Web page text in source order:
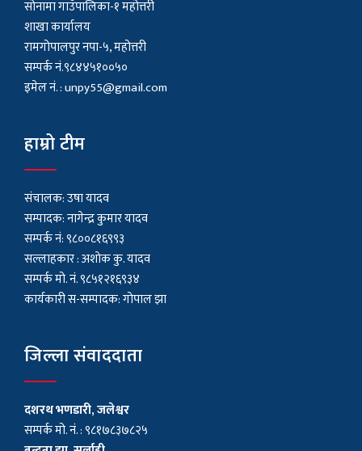
सोनामा गाउँपालिका-१ महोत्तरी
शाखा कार्यालय
रामगोपालपुर नपा-५, महोत्तरी
सम्पर्क नं.९८४४५१००५०
इमेल नं. :unpy55@gmail.com
हाम्रो टीम
संचालक: उषा यादव
सम्पादक: नागेन्द्र कुमार यादव
सम्पर्क नं: ९८००८१६९९३
सल्लाहकार : अशाेक कु. यादव
सम्पर्क मो. नं. ९८५१२१६९३४
कार्यकारी स-सम्पादक: गोपाल झा
जिल्ला संवाददाता
दशरथ भणडारी, जलेश्वर
सम्पर्क मो. नं. : ९८१७८३७८२५